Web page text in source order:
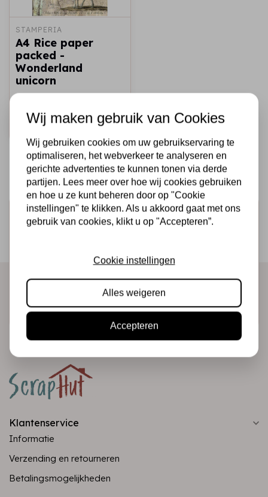
STAMPERIA
A4 Rice paper
packed -
Wonderland
unicorn
Snel toevoegen
Schrijf je in voor de nieuwsbrief
Abonneer
Klantenservice
Informatie
Verzending en retourneren
Betalingsmogelijkheden
Wij maken gebruik van Cookies
Wij gebruiken cookies om uw gebruikservaring te
optimaliseren, het webverkeer te analyseren en
gerichte advertenties te kunnen tonen via derde
partijen. Lees meer over hoe wij cookies gebruiken
en hoe u ze kunt beheren door op "Cookie
instellingen" te klikken. Als u akkoord gaat met ons
gebruik van cookies, klikt u op "Accepteren”.
Cookie instellingen
Alles weigeren
Accepteren